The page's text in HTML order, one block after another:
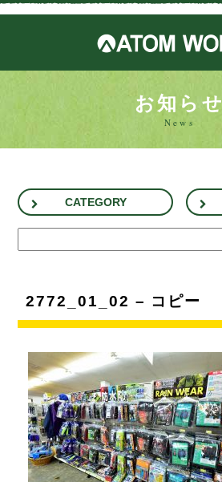
お知らせ
News
CATEGORY
2772_01_02 – コピー